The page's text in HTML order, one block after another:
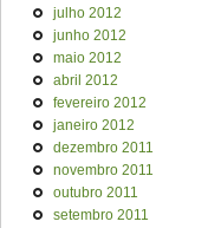
julho 2012
junho 2012
maio 2012
abril 2012
fevereiro 2012
janeiro 2012
dezembro 2011
novembro 2011
outubro 2011
setembro 2011